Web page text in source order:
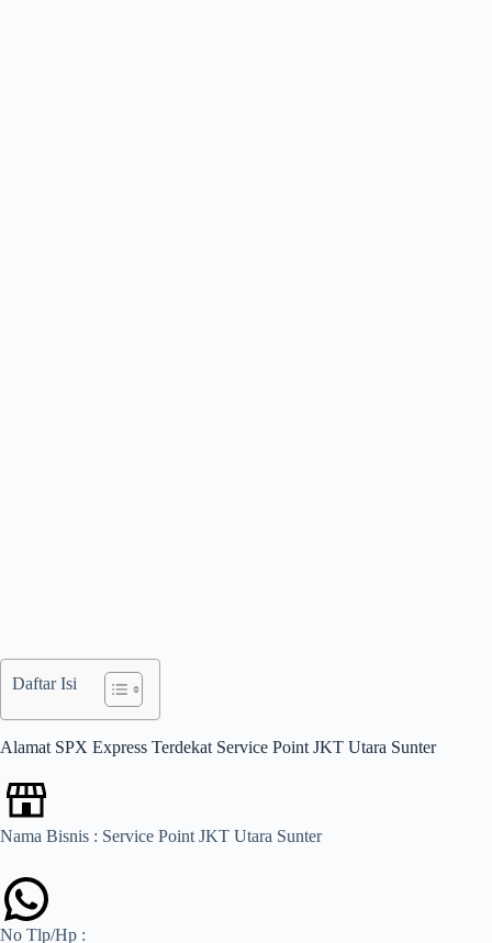
Daftar Isi
Alamat SPX Express Terdekat Service Point JKT Utara Sunter
Nama Bisnis : Service Point JKT Utara Sunter
No Tlp/Hp :